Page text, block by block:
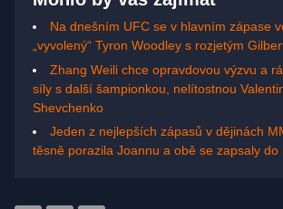
Na dnešním UFC se v hlavním zápase
„vyvolený“ Tyron Woodley s rozjetým
Zhang Weili chce opravdovou výzvu a
síly s další šampionkou, nelítostnou
Shevchenko
Jeden z nejlepších zápasů v dějinách
těsně porazila Joannu a obě se zapsaly do